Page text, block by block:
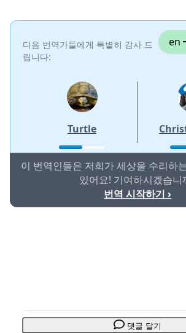
다음 번역가들에게 특별히 감사 드
립니다:
en
Turtle
이 번역인들은 저희가 세상을 수리하
있어요! 기여하시겠습니
번역 시작하기 ›
댓글 달기